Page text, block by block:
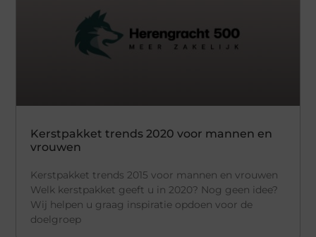
Kerstpakket trends 2020 voor mannen en
vrouwen
Kerstpakket trends 2015 voor mannen en vrouwen
Welk kerstpakket geeft u in 2020? Nog geen idee?
Wij helpen u graag inspiratie opdoen voor de
doelgroep